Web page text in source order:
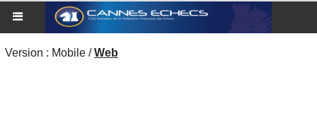
Version : Mobile /Web